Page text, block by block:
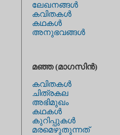
ലേഖനങ്ങള്‍
കവിതകള്‍
കഥകള്‍
അനുഭവങ്ങള്‍
മഞ്ഞ (മാഗസിന്‍)
കവിതകള്‍
ചിത്രകല
അഭിമുഖം
കഥകള്‍
കുറിപ്പുകള്‍
മരമെഴുതുന്നത്